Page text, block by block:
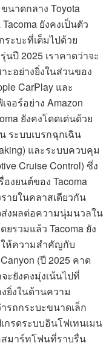
นาดกลาง Toyota
ยังคงเป็นตัว
ะบะที่เต็มไปด้วย
ปี 2025 เราคาดว่าจะ
ะอย่างยิ่งในส่วนของ
CarPlay และ
จอร์อย่าง Amazon
ยังคงโดดเด่นด้วย
ระบบเบรกฉุกเฉิน
และระบบควบคุม
Cruise Control) ซึ่ง
งยนต์ของ Tacoma
ายในคลาสเดียวกัน
งผลต่อความนุ่มนวลใน
รวมแล้ว Tacoma ยัง
ห้ความสำคัญกับ
(ปี 2025 คาด
ะยังคงมุ่งเน้นไปที่
ยิ่งในด้านความ
รถกระบะขนาดเล็ก
กรดระบบอินโฟเทนเมน
มาร์ทโฟนที่ราบรื่น